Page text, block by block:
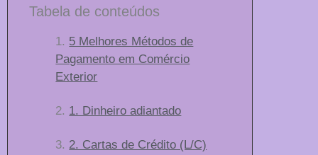
Tabela de conteúdos
5 Melhores Métodos de
Pagamento em Comércio
Exterior
1. Dinheiro adiantado
2. Cartas de Crédito (L/C)